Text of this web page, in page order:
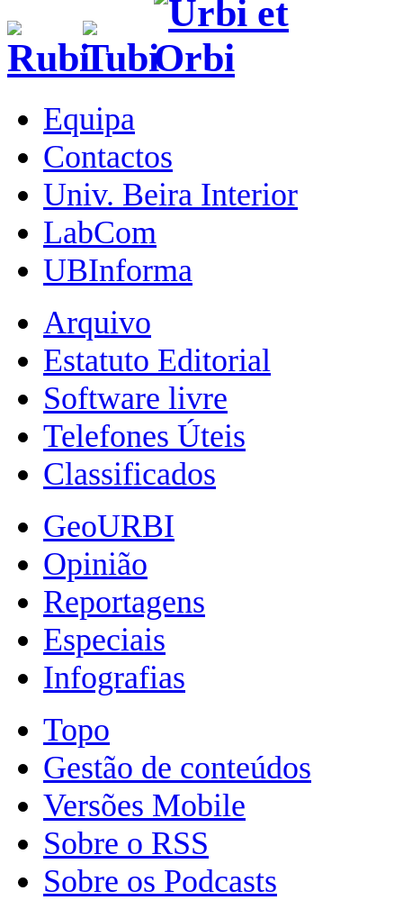
Equipa
Contactos
Univ. Beira Interior
LabCom
UBInforma
Arquivo
Estatuto Editorial
Software livre
Telefones Úteis
Classificados
GeoURBI
Opinião
Reportagens
Especiais
Infografias
Topo
Gestão de conteúdos
Versões Mobile
Sobre o RSS
Sobre os Podcasts